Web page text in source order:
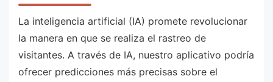
La inteligencia artificial (IA) promete revolucionar
la manera en que se realiza el rastreo de
visitantes. A través de IA, nuestro aplicativo podría
ofrecer predicciones más precisas sobre el